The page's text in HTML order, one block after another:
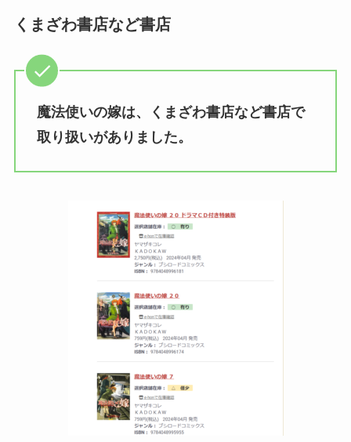
くまざわ書店など書店
魔法使いの嫁は、くまざわ書店など書店で
取り扱いがありました。